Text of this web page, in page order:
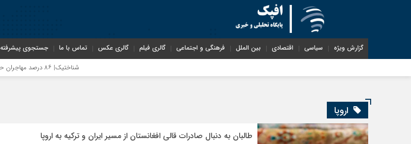
گزارش ویژه سیاسی اقتصادی بین الملل فرهنگی و اجتماعی گالری فیلم گالری عکس تماس با ما جستجوی پیشرفته
اروپا
طالبان به دنبال صادرات قالی افغانستان از مسیر ایران و ترکیه به اروپا